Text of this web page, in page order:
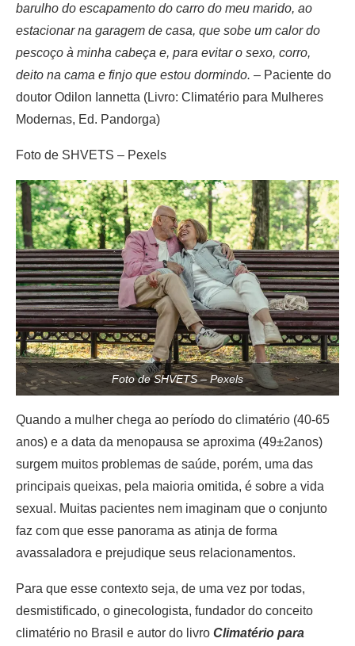
barulho do escapamento do carro do meu marido, ao
estacionar na garagem de casa, que sobe um calor do
pescoço à minha cabeça e, para evitar o sexo, corro,
deito na cama e finjo que estou dormindo. – Paciente do
doutor Odilon Iannetta (Livro: Climatério para Mulheres
Modernas, Ed. Pandorga)
Foto de SHVETS – Pexels
Foto de SHVETS – Pexels
Quando a mulher chega ao período do climatério (40-65
anos) e a data da menopausa se aproxima (49±2anos)
surgem muitos problemas de saúde, porém, uma das
principais queixas, pela maioria omitida, é sobre a vida
sexual. Muitas pacientes nem imaginam que o conjunto
faz com que esse panorama as atinja de forma
avassaladora e prejudique seus relacionamentos.
Para que esse contexto seja, de uma vez por todas,
desmistificado, o ginecologista, fundador do conceito
climatério no Brasil e autor do livro Climatério para